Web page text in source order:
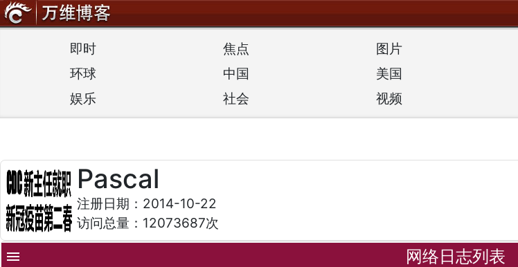
即时 焦点 图片
环球
中国 美国
娱乐
社会 视频
Pascal
注册日期：2014-10-22
访问总量：12073687次
menu 网络日志列表